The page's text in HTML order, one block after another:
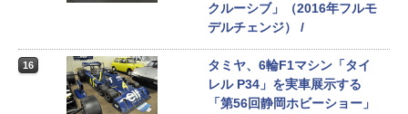
クルーシブ」（2016年フルモ
デルチェンジ） /
16
タミヤ、6輪F1マシン「タイ
レル P34」を実車展示する
「第56回静岡ホビーショー」